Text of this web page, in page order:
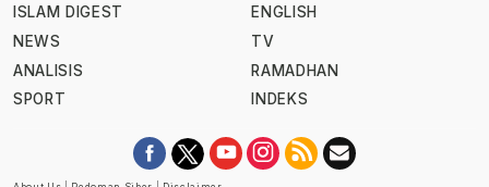
ISLAM DIGEST
NEWS
ANALISIS
SPORT
ENGLISH
TV
RAMADHAN
INDEKS